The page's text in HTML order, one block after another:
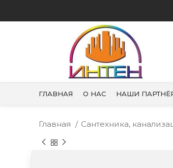
ГЛАВНАЯ О НАС НАШИ
Главная Сантехника,